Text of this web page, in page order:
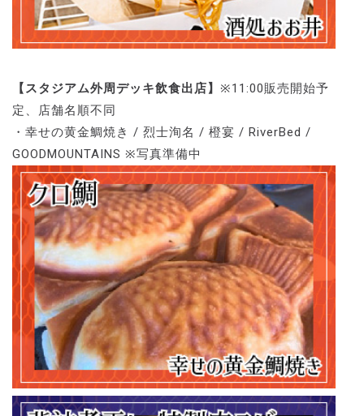
【スタジアム外周デッキ飲食出店】 ※11:00販売開始予
定、店舗名順不同
・幸せの黄金鯛焼き / 烈士洵名 / 橙宴 / RiverBed /
GOODMOUNTAINS ※写真準備中